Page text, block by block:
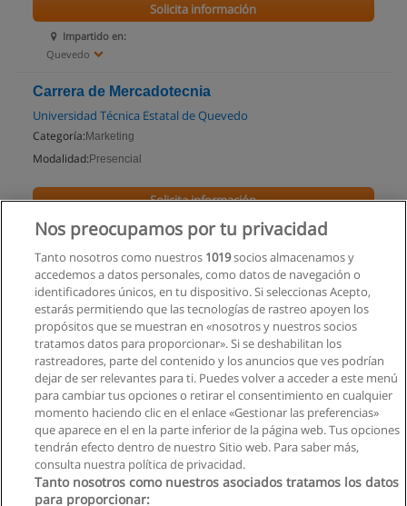
Impartido en:
Quevedo
Solicita información
Carrera de Mercadotecnia
Universidad Técnica Estatal de Quevedo
Categoría: Marketing
Modalidad: Presencial
Impartido en:
Solicita información
Nos preocupamos por tu privacidad
Tanto nosotros como nuestros 1019socios almacenamos y
accedemos a datos personales, como datos de navegación o
identificadores únicos, en tu dispositivo. Si seleccionas Acepto,
estarás permitiendo que las tecnologías de rastreo apoyen los
propósitos que se muestran en «nosotros y nuestros socios
tratamos datos para proporcionar». Si se deshabilitan los
rastreadores, parte del contenido y los anuncios que ves podrían
dejar de ser relevantes para ti. Puedes volver a acceder a este menú
para cambiar tus opciones o retirar el consentimiento en cualquier
momento haciendo clic en el enlace «Gestionar las preferencias»
que aparece en el en la parte inferior de la página web. Tus opciones
tendrán efecto dentro de nuestro Sitio web. Para saber más,
consulta nuestra política de privacidad.
Tanto nosotros como nuestros asociados tratamos los datos
para proporcionar: